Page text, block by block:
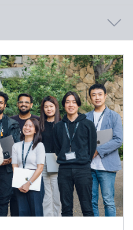
トチームには、Google、
なテック企業出身のメンバ
、Smartnewsなど日本の著
っており、16カ国以上から
勤務もOK）
面談などを通してご希望を
えています。
するものではありません）